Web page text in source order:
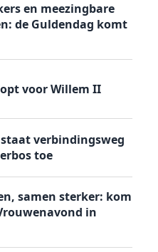
en meezingbare
de Guldendag komt
voor Willem II
verbindingsweg
toe
samen sterker: kom
in